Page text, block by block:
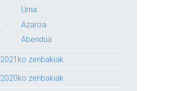
Urria
Azaroa
Abendua
2021ko zenbakiak
2020ko zenbakiak